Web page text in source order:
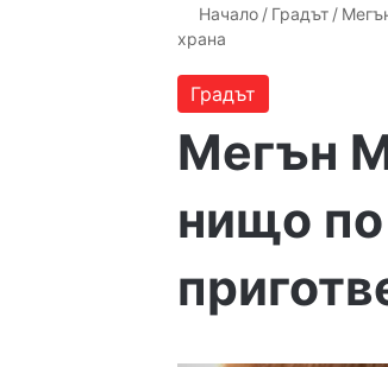
Начало / Градът /
храна
Градът
Мегън
нищо